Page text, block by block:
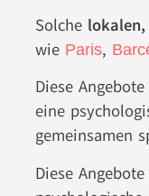
Solche
wie Paris,
Diese
eine
gemeinsamen
Diese